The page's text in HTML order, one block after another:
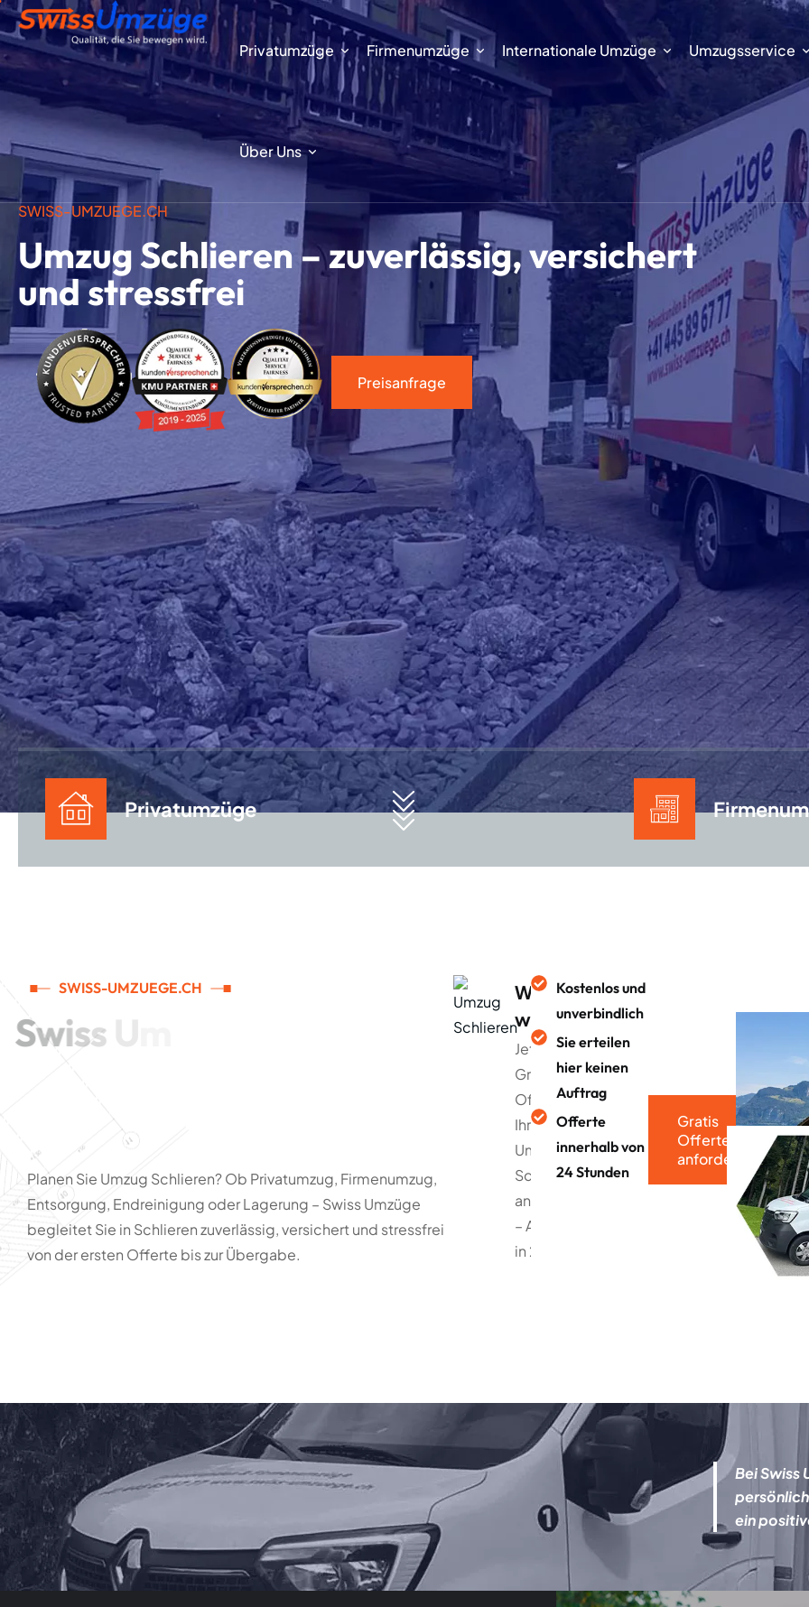
Privatumzüge Firmenumzüge Internationale Umzüge Umzugsservice
Über Uns
SWISS-UMZUEGE.CH
Umzug Schlieren – zuverlässig, versichert
und stressfrei
Preisanfrage
Privatumzüge
SWISS-UMZUEGE.CH
Swiss
eg
Planen Sie Umzug Schlieren? Ob Privatumzug, Firmenumzug,
Entsorgung, Endreinigung oder Lagerung – Swiss Umzüge
begleitet Sie in Schlieren zuverlässig, versichert und stressfrei
von der ersten Offerte bis zur Übergabe.
Warum
warten?
Jetzt
Gratis
Offerte für
Ihren
Umzug in
Schlieren
anfordern
– Antwort
in 24h!
Kostenlos und
unverbindlich
Sie erteilen
hier keinen
Auftrag
Offerte
innerhalb von
24 Stunden
Gratis
Offerte
anfordern
Bei Swiss
ein